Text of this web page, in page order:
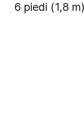
6 piedi (1,8